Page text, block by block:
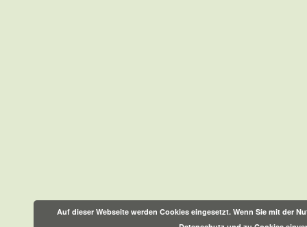
Auf dieser Webseite werden Cookies eingesetzt. Wenn Sie mit der